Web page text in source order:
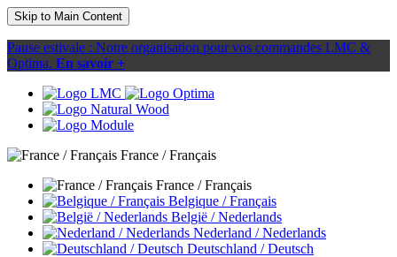
Skip to Main Content
Pause estivale : Notre organisation pour vos commandes LMC &
Optima. En savoir +
France / Français
France / Français
Belgique / Français
België / Nederlands
Nederland / Nederlands
Deutschland / Deutsch